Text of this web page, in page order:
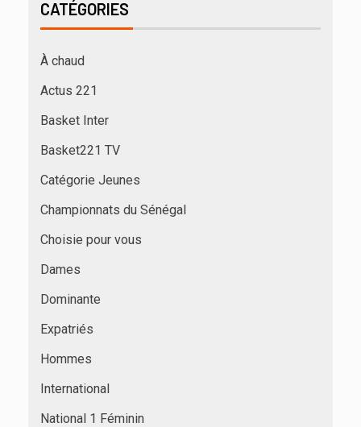
CATÉGORIES
À chaud
Actus 221
Basket Inter
Basket221 TV
Catégorie Jeunes
Championnats du Sénégal
Choisie pour vous
Dames
Dominante
Expatriés
Hommes
International
National 1 Féminin